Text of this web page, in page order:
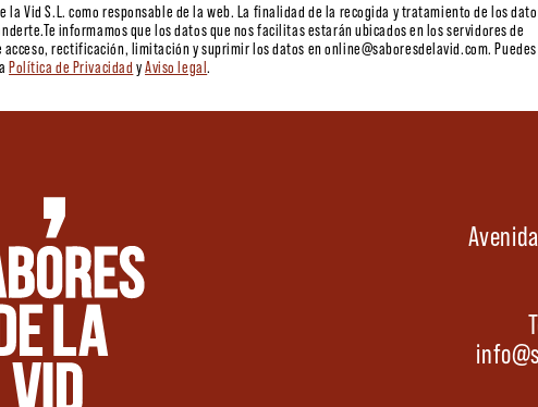
Vid S.L. como responsable de la web. La finalidad de la recogida y tratamiento de los
informamos que los datos que nos facilitas estarán ubicados en los servidores de
acceso, rectificación, limitación y suprimir los datos en online@saboresdelavid.com. Puedes
Política de Privacidad yAviso legal.